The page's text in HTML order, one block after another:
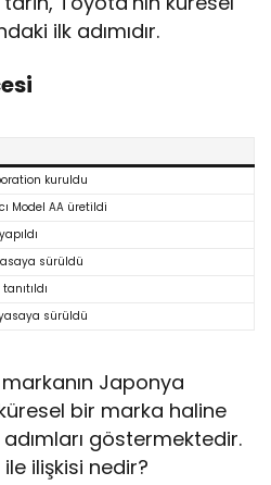
ilk adımıdır.
kuruldu
Model AA üretildi
sürüldü
sürüldü
Japonya
bir marka haline
göstermektedir.
ile ilişkisi nedir?